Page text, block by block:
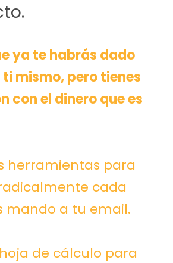
ya te habrás dado
mismo, pero tienes
con el dinero que es
herramientas para
cada
mando a tu email.
de cálculo para